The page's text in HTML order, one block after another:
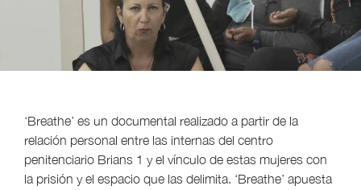
‘Breathe’ es un documental realizado a partir de la
relación personal entre las internas del centro
penitenciario Brians 1 y el vínculo de estas mujeres con
la prisión y el espacio que las delimita. ‘Breathe’ apuesta